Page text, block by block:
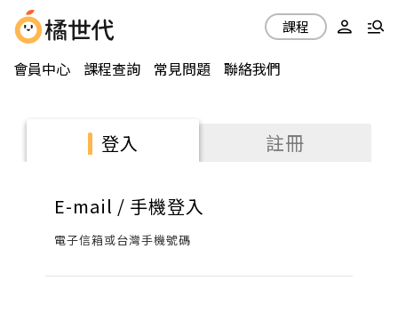
會員中心 課程查詢 常見問題 聯絡我們
課程
登入 註冊
E-mail / 手機登入
電子信箱或台灣手機號碼